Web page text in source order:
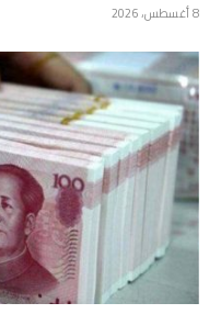
8 أغسطس، 2026